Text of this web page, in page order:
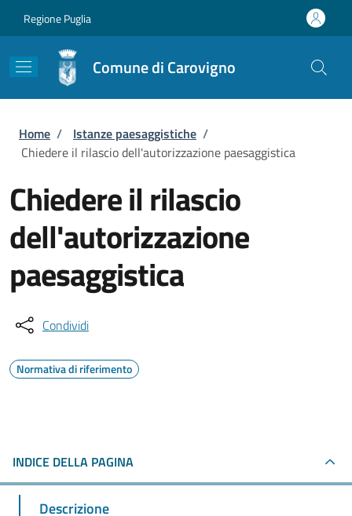
Regione Puglia
Comune di Carovigno
Briciole di pane
Home / Istanze paesaggistiche /
Chiedere il rilascio dell'autorizzazione paesaggistica
Chiedere il rilascio
dell'autorizzazione
paesaggistica
Condividi
Normativa di riferimento
INDICE DELLA PAGINA
Descrizione